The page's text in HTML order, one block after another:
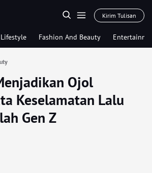
Kirim Tulisan
Lifestyle Fashion And Beauty
Ojol
Keselamatan Lalu
Gen Z